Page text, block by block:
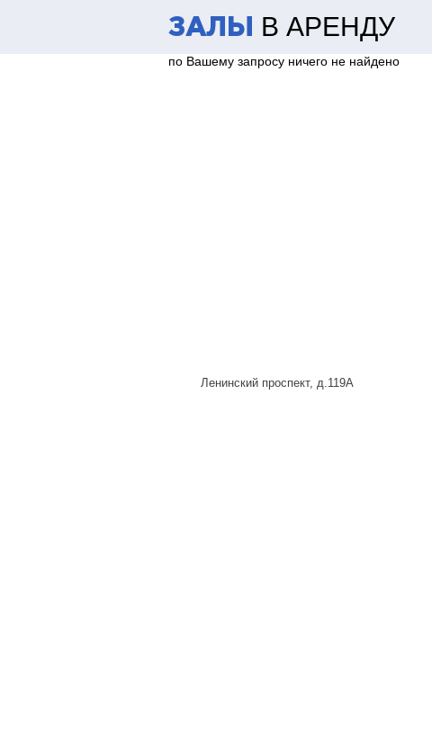
ЗАЛЫ В АРЕНДУ
по Вашему запросу ничего не найдено
Ленинский проспект, д.119А